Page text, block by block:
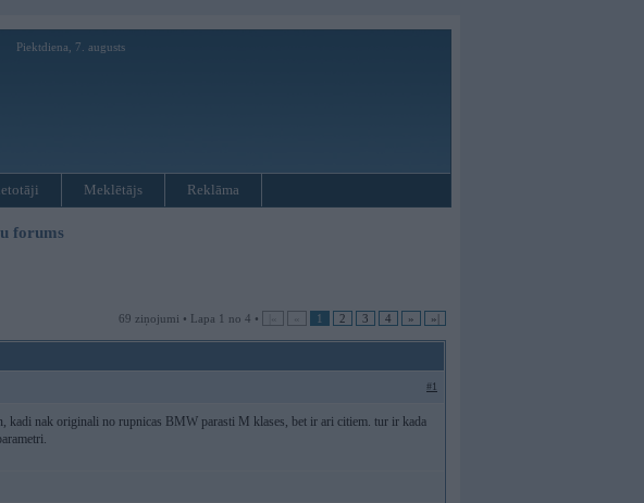
Piektdiena, 7. augusts
Meklētājs Reklāma
forums
69 ziņojumi • Lapa 1 no 4 • |« « 1 2 3 4 » »|
#1
kadi nak originali no rupnicas BMW parasti M klases, bet ir ari citiem. tur ir kada